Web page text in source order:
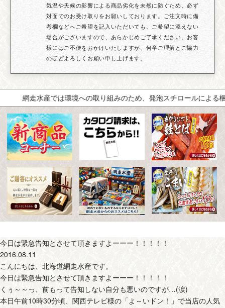
気温や天候の影響による商品劣化を未然に防ぐため、必ず
対面でのお受け取りをお願いしております。ご注文時に備
考欄などへご希望を記入いただいても、ご希望に添えない
場合がございますので、あらかじめご了承ください。お客
様にはご不便をおかけいたしますが、何卒ご理解とご協力
のほどよろしくお願い申し上げます。
網走水産では環境への取り組みのため、発泡スチロールによる梱
今日は緊急告知とさせて頂きますよーーー！！！！！
2016.08.11
こんにちは、北海道網走水産です。
今日は緊急告知とさせて頂きますよーーー！！！！！
くぅ～～っ、前もって告知しない自分も悪いのですが…(涙)
本日午前10時30分頃、関西テレビ様の「よ～いドン！」で当店の人気